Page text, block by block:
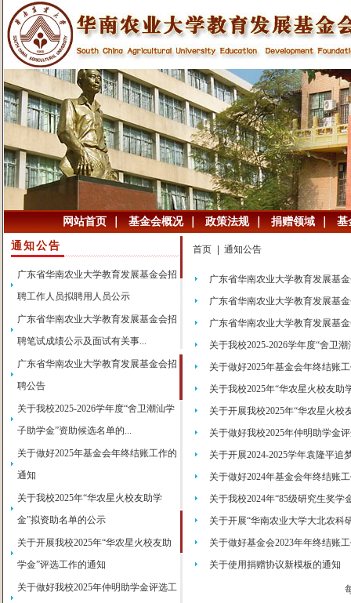
网站首页 ｜ 基金会概况 ｜ 政策法规 ｜ 捐赠领域 ｜ 基
通知公告
广东省华南农业大学教育发展基金会招
聘工作人员拟聘用人员公示
广东省华南农业大学教育发展基金会招
聘笔试成绩公示及面试有关事...
广东省华南农业大学教育发展基金会招
聘公告
关于我校2025-2026学年度“舍卫潮汕学
子助学金”资助候选名单的...
关于做好2025年基金会年终结账工作的
通知
关于我校2025年“华农星火校友助学
金”拟资助名单的公示
关于开展我校2025年“华农星火校友助
学金”评选工作的通知
关于做好我校2025年仲明助学金评选工
首页 通知公告
广东省华南农业大学教育发展基
广东省华南农业大学教育发展基
广东省华南农业大学教育发展基
关于我校2025-2026学年度“舍卫
关于做好2025年基金会年终结账
关于我校2025年“华农星火校友助
关于开展我校2025年“华农星火校
关于做好我校2025年仲明助学金
关于开展2024-2025学年袁隆平追
关于做好2024年基金会年终结账
关于我校2024年“85级研究生奖学
关于开展“华南农业大学大北农科
关于做好基金会2023年年终结账
关于使用捐赠协议新模板的通知